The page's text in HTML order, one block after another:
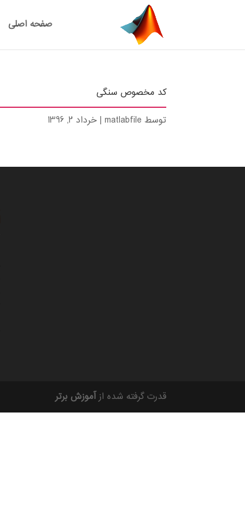
صفحه اصلی
کد مخصوص سنگی
توسطmatlabfile
|خرداد 2, 1396
قدرت گرفته شده ازآموزش برتر